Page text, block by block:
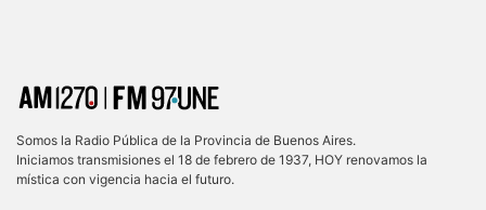
Somos la Radio Pública de la Provincia de Buenos Aires.
Iniciamos transmisiones el 18 de febrero de 1937, HOY renovamos la
mística con vigencia hacia el futuro.